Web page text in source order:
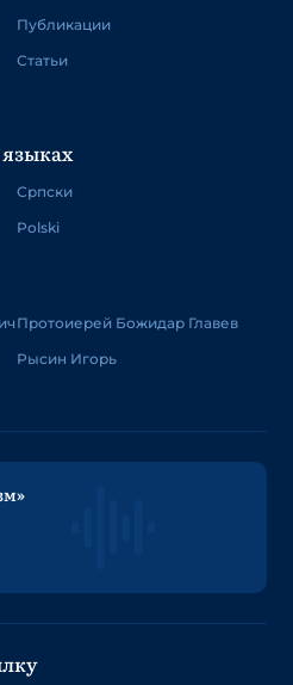
Публикации
Статьи
Српски
Polski
Протоиерей Божидар Главев
Рысин Игорь